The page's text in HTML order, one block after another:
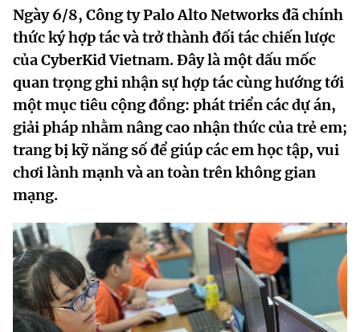
Chức năng nhiệm vụ
Cơ cấu tổ chức
Lịch sử phát triển
Sở Khoa học và Công nghệ
Tin tức sự kiện
Khoa học và Công nghệ
Đổi mới sáng tạo
Chuyển đổi số
Bưu chính, Viễn thông
Sở hữu trí tuệ
Tiêu chuẩn, đo lường, chất lượng
Năng lượng nguyên tử
Hệ thống văn bản
Văn bản QPPL
Lấy ý kiến người dân về dự thảo VBQPPL
MST IOFFICE
Khoa học và Công nghệ
Đổi mới sáng tạo
Chuyển đổi số
Multimedia
THƯ ĐIỆN TỬ
Khác
Videos
Ngày 6/8, Công ty Palo Alto Networks đã chính
thức ký hợp tác và trở thành đối tác chiến lược
của CyberKid Vietnam. Đây là một dấu mốc
quan trọng ghi nhận sự hợp tác cùng hướng tới
một mục tiêu cộng đồng: phát triển các dự án,
giải pháp nhằm nâng cao nhận thức của trẻ em;
trang bị kỹ năng số để giúp các em học tập, vui
chơi lành mạnh và an toàn trên không gian
mạng.